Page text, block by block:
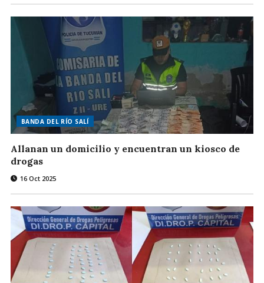
BANDA DEL RÍO SALÍ
Allanan un domicilio y encuentran un kiosco de
drogas
16 Oct 2025